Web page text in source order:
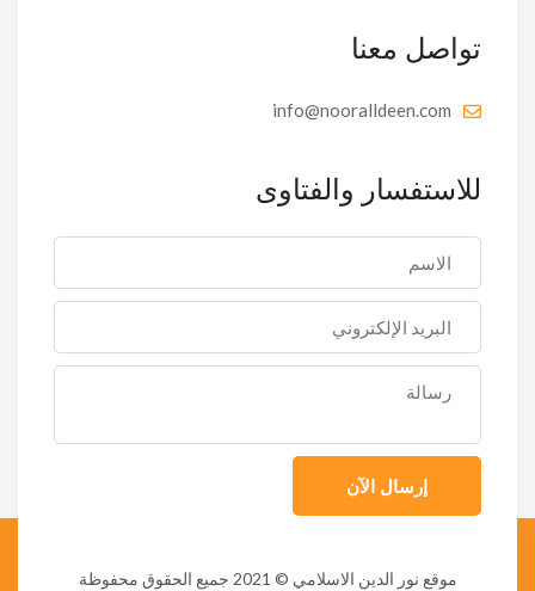
تواصل معنا
info@nooralldeen.com
للاستفسار والفتاوى
إرسال الآن
موقع نور الدين الاسلامي © 2021 جميع الحقوق محفوظة